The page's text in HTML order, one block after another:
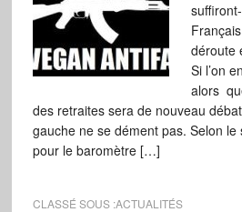
déroute
Si l’on
alors
des retraites sera de nouveau
gauche ne se dément pas. Selon le
pour le baromètre […]
CLASSÉ SOUS :ACTUALITÉS